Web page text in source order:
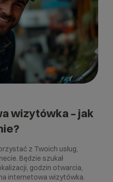
wizytówka – jak
z Twoich usług,
Będzie szukał
godzin otwarcia,
internetowa wizytówka.